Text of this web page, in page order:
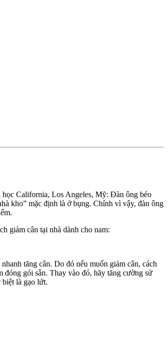
California, Los Angeles, Mỹ: Đàn ông béo
kho” mặc định là ở bụng. Chính vì vậy, đàn ông
giảm cân tại nhà dành cho nam:
tăng cân. Do đó nếu muốn giảm cân, cách
đóng gói sẵn. Thay vào đó, hãy tăng cường sử
biệt là gạo lứt.